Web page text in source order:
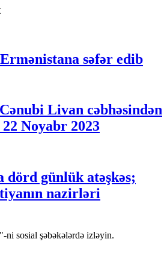
səfər edib
Livan cəbhəsindən
Noyabr 2023
dörd günlük atəşkəs;
nazirləri
ni sosial şəbəkələrdə izləyin.